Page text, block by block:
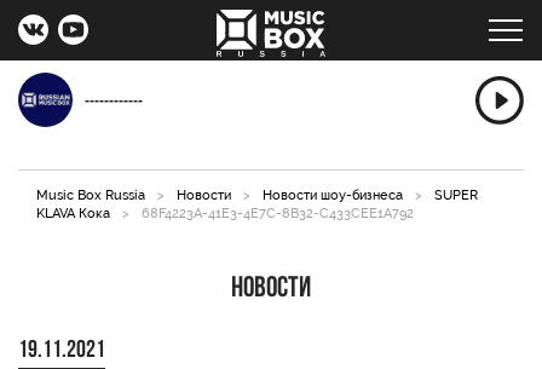
------------
Music Box Russia > Новости > Новости шоу-бизнеса >
SUPER
KLAVA Кока
> 68F4223A-41E3-4E7C-8B32-C433CEE1A792
Новости
19.11.2021